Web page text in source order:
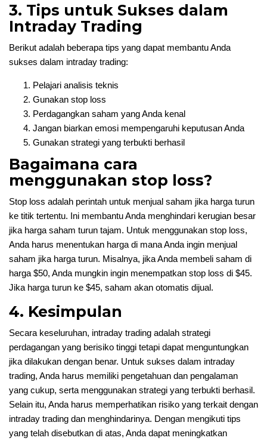
3. Tips untuk Sukses dalam
Intraday Trading
Berikut adalah beberapa tips yang dapat membantu Anda
sukses dalam intraday trading:
Pelajari analisis teknis
Gunakan stop loss
Perdagangkan saham yang Anda kenal
Jangan biarkan emosi mempengaruhi keputusan Anda
Gunakan strategi yang terbukti berhasil
Bagaimana cara
menggunakan stop loss?
Stop loss adalah perintah untuk menjual saham jika harga turun
ke titik tertentu. Ini membantu Anda menghindari kerugian besar
jika harga saham turun tajam. Untuk menggunakan stop loss,
Anda harus menentukan harga di mana Anda ingin menjual
saham jika harga turun. Misalnya, jika Anda membeli saham di
harga $50, Anda mungkin ingin menempatkan stop loss di $45.
Jika harga turun ke $45, saham akan otomatis dijual.
4. Kesimpulan
Secara keseluruhan, intraday trading adalah strategi
perdagangan yang berisiko tinggi tetapi dapat menguntungkan
jika dilakukan dengan benar. Untuk sukses dalam intraday
trading, Anda harus memiliki pengetahuan dan pengalaman
yang cukup, serta menggunakan strategi yang terbukti berhasil.
Selain itu, Anda harus memperhatikan risiko yang terkait dengan
intraday trading dan menghindarinya. Dengan mengikuti tips
yang telah disebutkan di atas, Anda dapat meningkatkan